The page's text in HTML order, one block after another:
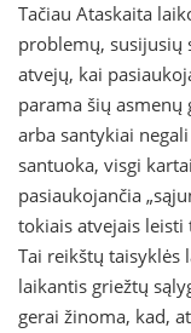
Tačiau Ataskaita
problemų, susijusių
atvejų, kai
parama šių asmenų
arba santykiai
santuoka, visgi
pasiaukojančia
tokiais atvejais leisti
Tai reikštų taisyklės
laikantis griežtų
gerai žinoma, kad,